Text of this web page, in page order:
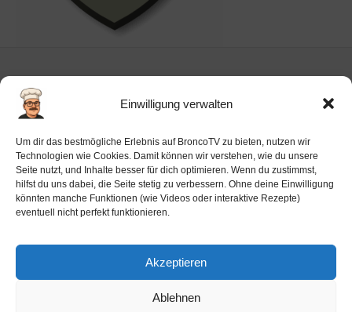
Einwilligung verwalten
Um dir das bestmögliche Erlebnis auf BroncoTV zu bieten, nutzen wir
Technologien wie Cookies. Damit können wir verstehen, wie du unsere
Seite nutzt, und Inhalte besser für dich optimieren. Wenn du zustimmst,
hilfst du uns dabei, die Seite stetig zu verbessern. Ohne deine Einwilligung
könnten manche Funktionen (wie Videos oder interaktive Rezepte)
eventuell nicht perfekt funktionieren.
Akzeptieren
Ablehnen
Datenschutz-Haftung
Cookie-Richtlinie (EU)
Barrierefreiheit